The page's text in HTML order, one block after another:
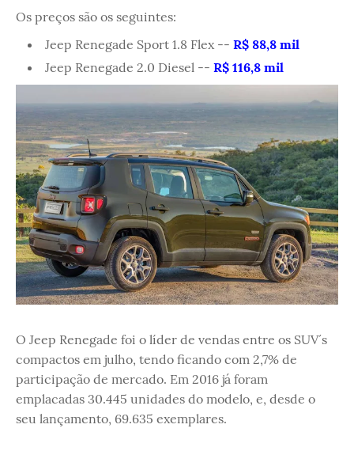
Os preços são os seguintes:
Jeep Renegade Sport 1.8 Flex -- R$ 88,8 mil
Jeep Renegade 2.0 Diesel -- R$ 116,8 mil
O Jeep Renegade foi o líder de vendas entre os SUV´s
compactos em julho, tendo ficando com 2,7% de
participação de mercado. Em 2016 já foram
emplacadas 30.445 unidades do modelo, e, desde o
seu lançamento, 69.635 exemplares.